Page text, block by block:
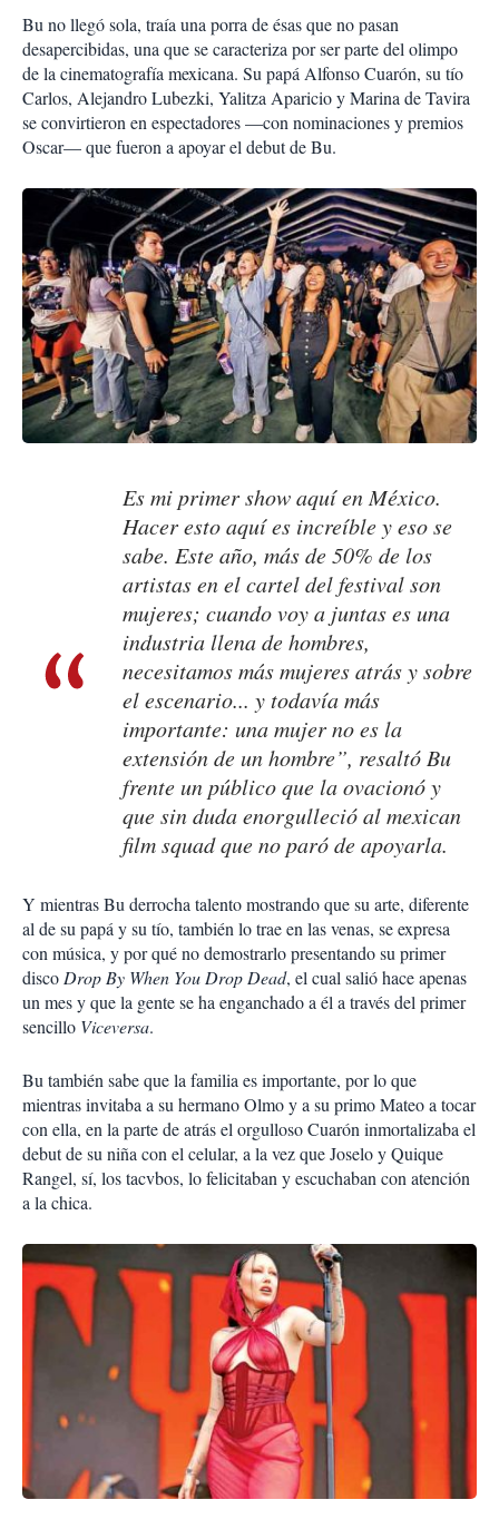
Bu no llegó sola, traía una porra de ésas que no pasan
desapercibidas, una que se caracteriza por ser parte del olimpo
de la cinematografía mexicana. Su papá Alfonso Cuarón, su tío
Carlos, Alejandro Lubezki, Yalitza Aparicio y Marina de Tavira
se convirtieron en espectadores —con nominaciones y premios
Oscar— que fueron a apoyar el debut de Bu.
Es mi primer show aquí en México.
Hacer esto aquí es increíble y eso se
sabe. Este año, más de 50% de los
artistas en el cartel del festival son
mujeres; cuando voy a juntas es una
industria llena de hombres,
necesitamos más mujeres atrás y sobre
el escenario... y todavía más
importante: una mujer no es la
extensión de un hombre”, resaltó Bu
frente un público que la ovacionó y
que sin duda enorgulleció almexican
film squadque no paró de apoyarla.
Y mientras Bu derrocha talento mostrando que su arte, diferente
al de su papá y su tío, también lo trae en las venas, se expresa
con música, y por qué no demostrarlo presentando su primer
discoDrop By When You Drop Dead, el cual salió hace apenas
un mes y que la gente se ha enganchado a él a través del primer
sencillo Viceversa.
Bu también sabe que la familia es importante, por lo que
mientras invitaba a su hermano Olmo y a su primo Mateo a tocar
con ella, en la parte de atrás el orgulloso Cuarón inmortalizaba el
debut de su niña con el celular, a la vez que Joselo y Quique
Rangel, sí, los tacvbos, lo felicitaban y escuchaban con atención
a la chica.